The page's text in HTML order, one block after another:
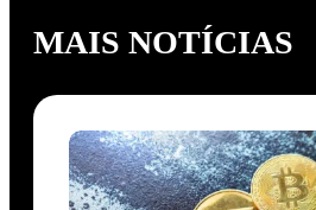
MAIS NOTÍCIAS